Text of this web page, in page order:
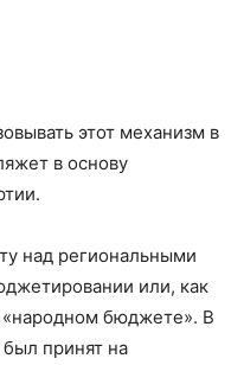
этот механизм в
в основу
над региональными
или, как
«народном бюджете». В
принят на